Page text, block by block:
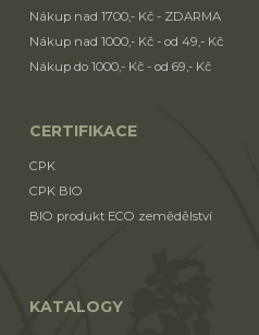
Nákup nad 1700,- Kč - ZDARMA
Nákup nad 1000,- Kč - od 49,- Kč
Nákup do 1000,- Kč - od 69,- Kč
CERTIFIKACE
CPK
CPK BIO
BIO produkt ECO zemědělství
KATALOGY